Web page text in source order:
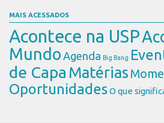
MAIS ACESSADOS
Acontece na USP
Mundo Agenda Big Bang
de Capa Matérias
OportunidadesO que